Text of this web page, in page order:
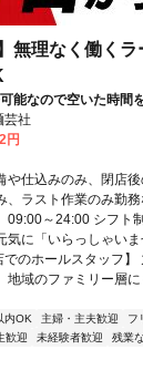
無理なく働く
能なので空いた時間
芸社
円
や仕込みのみ、閉店
、ラスト作業のみ勤
09:00～24:00 シフト
気に「いらっしゃい
のホールスタッフ】
地域のファミリー層
内OK 主婦・主夫歓迎 フ
歓迎 未経験者歓迎 残業な